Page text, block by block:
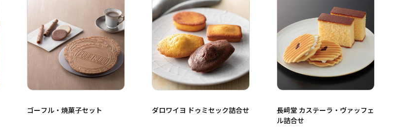
ゴーフル・焼菓子セット ダロワイヨ ドゥミセック詰合せ
長﨑堂 カステーラ・ヴァッフェ
ル詰合せ